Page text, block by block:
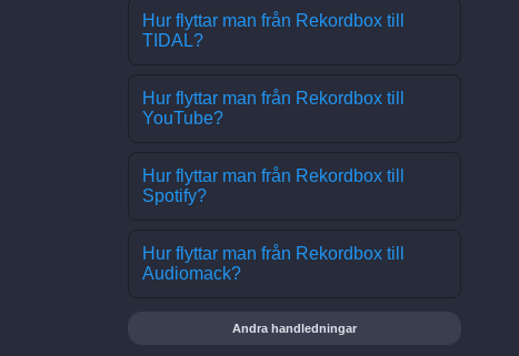
Hur flyttar man från Rekordbox till
TIDAL?
Hur flyttar man från Rekordbox till
YouTube?
Hur flyttar man från Rekordbox till
Spotify?
Hur flyttar man från Rekordbox till
Audiomack?
Andra handledningar